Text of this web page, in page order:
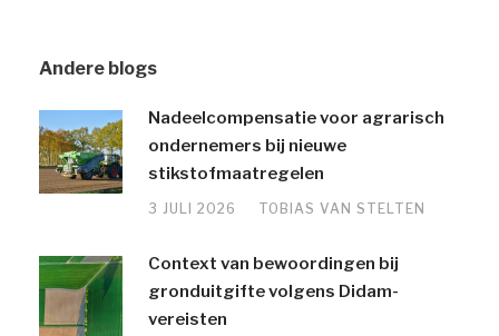
Andere blogs
Nadeelcompensatie voor agrarisch
ondernemers bij nieuwe
stikstofmaatregelen
3 JULI 2026 TOBIAS VAN STELTEN
Context van bewoordingen bij
gronduitgifte volgens Didam-
vereisten